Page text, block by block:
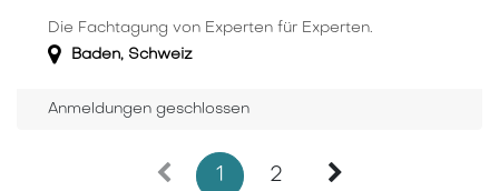
Die Fachtagung von Experten für Experten.
Baden, Schweiz
Anmeldungen geschlossen
1 2